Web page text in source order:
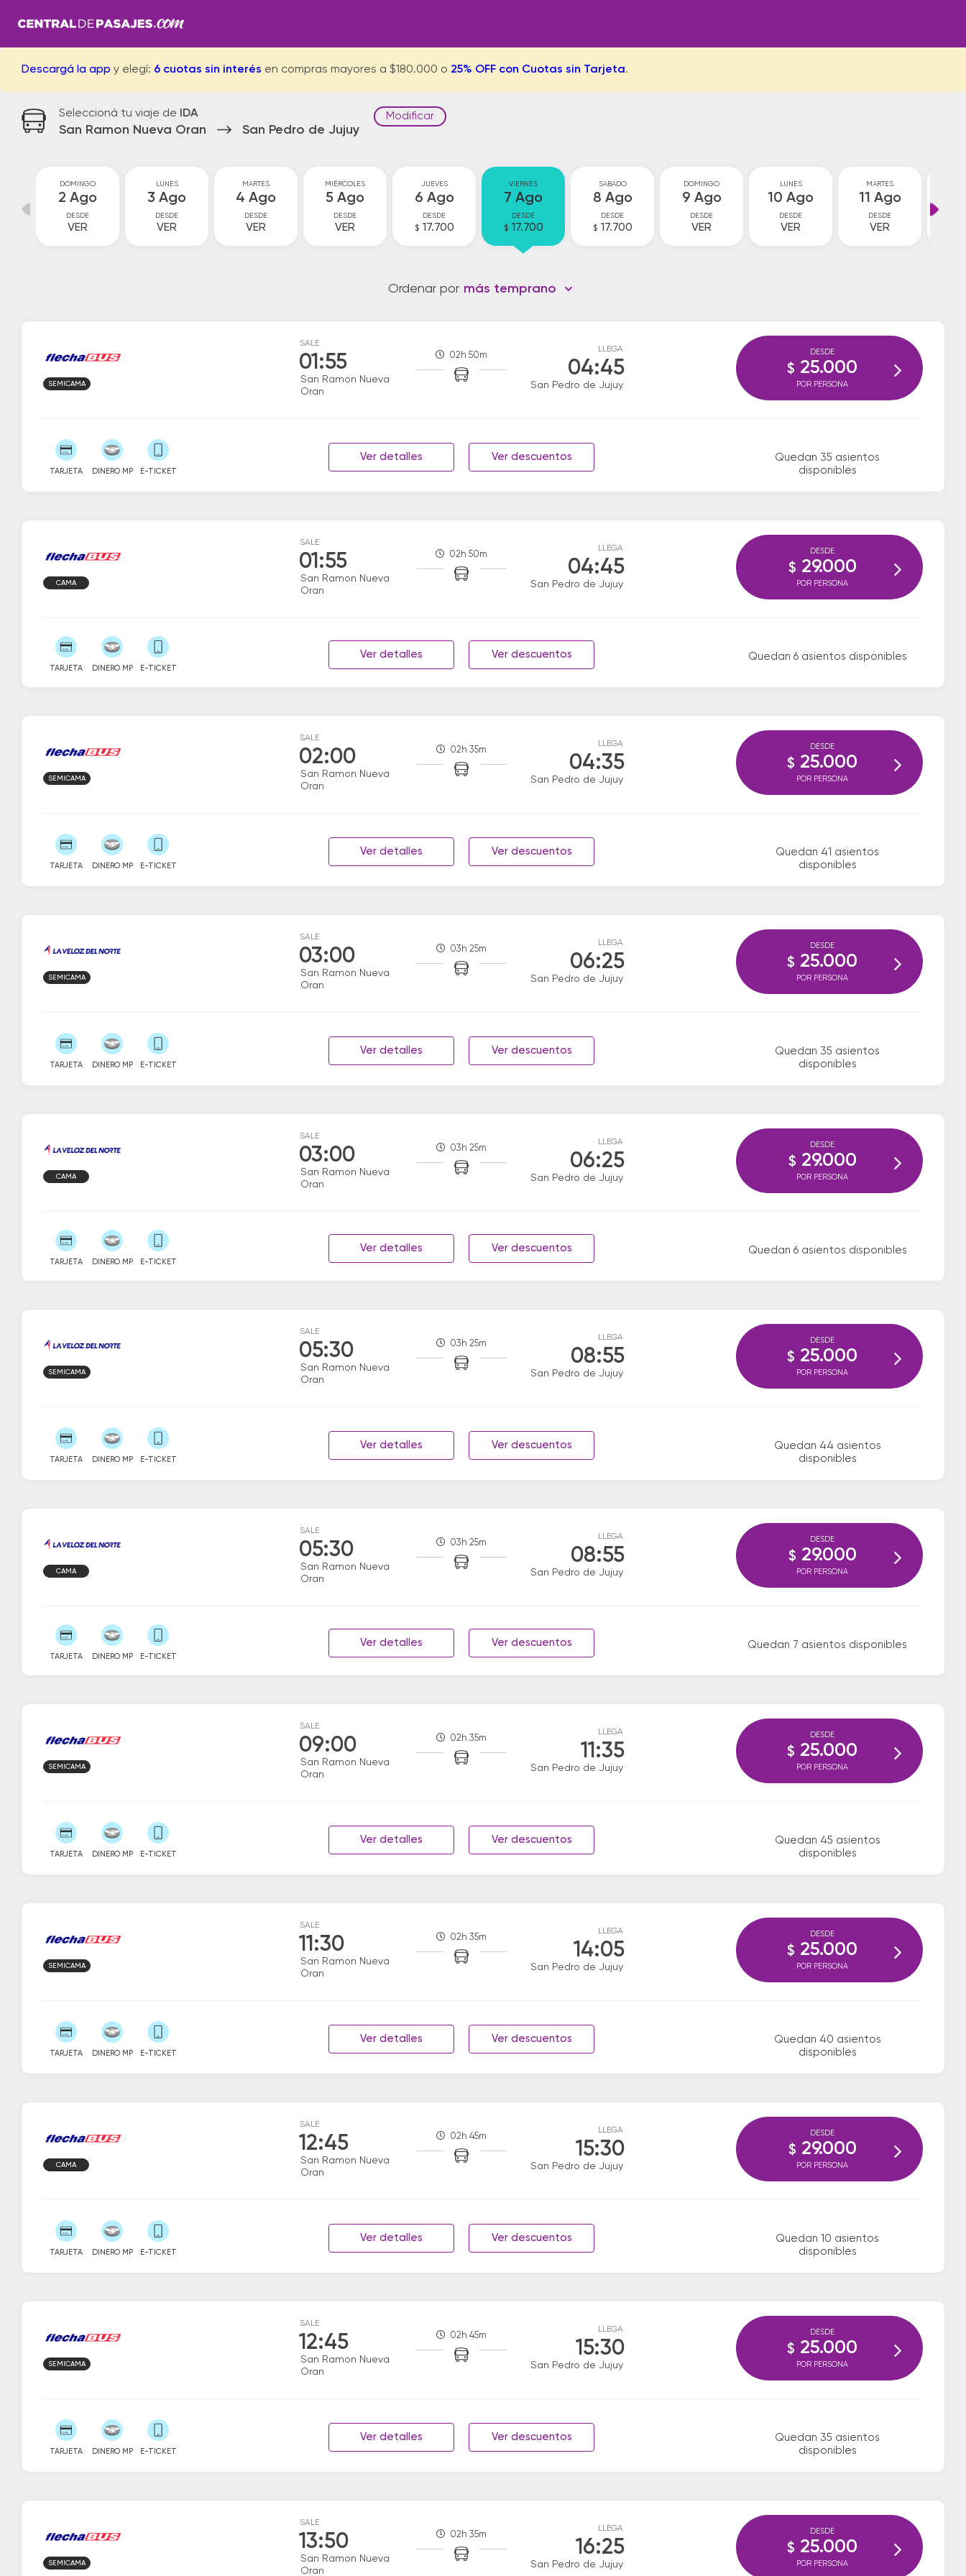
Descargá la app y elegí: 6 cuotas sin interés en compras mayores a $180.000 o 25% OFF con Cuotas sin Tarjeta.
Seleccioná tu viaje de IDA
San Ramon Nueva Oran San Pedro de Jujuy
Modificar
DOMINGO
2 Ago
DESDE
VER
LUNES
3 Ago
DESDE
VER
MARTES
4 Ago
DESDE
VER
MIÉRCOLES
5 Ago
DESDE
VER
JUEVES
6 Ago
DESDE
$ 17.700
VIERNES
7 Ago
DESDE
$ 17.700
SABADO
8 Ago
DESDE
$ 17.700
DOMINGO
9 Ago
DESDE
VER
LUNES
10 Ago
DESDE
VER
MARTES
11 Ago
DESDE
VER
Ordenar por más temprano
SALE
01:55
San Ramon Nueva
Oran
02h 50m
LLEGA
04:45
San Pedro de Jujuy
SEMICAMA
TARJETA DINERO MP E-TICKET
Ver detalles Ver descuentos
Quedan 35 asientos
disponibles
DESDE
$ 25.000
POR PERSONA
SALE
01:55
San Ramon Nueva
Oran
02h 50m
LLEGA
04:45
San Pedro de Jujuy
CAMA
TARJETA DINERO MP E-TICKET
Ver detalles Ver descuentos Quedan 6 asientos disponibles
DESDE
$ 29.000
POR PERSONA
SALE
02:00
San Ramon Nueva
Oran
02h 35m
LLEGA
04:35
San Pedro de Jujuy
SEMICAMA
TARJETA DINERO MP E-TICKET
Ver detalles Ver descuentos
Quedan 41 asientos
disponibles
DESDE
$ 25.000
POR PERSONA
SALE
03:00
San Ramon Nueva
Oran
03h 25m
LLEGA
06:25
San Pedro de Jujuy
SEMICAMA
TARJETA DINERO MP E-TICKET
Ver detalles Ver descuentos
Quedan 35 asientos
disponibles
DESDE
$ 25.000
POR PERSONA
SALE
03:00
San Ramon Nueva
Oran
03h 25m
LLEGA
06:25
San Pedro de Jujuy
CAMA
TARJETA DINERO MP E-TICKET
Ver detalles Ver descuentos Quedan 6 asientos disponibles
DESDE
$ 29.000
POR PERSONA
SALE
05:30
San Ramon Nueva
Oran
03h 25m
LLEGA
08:55
San Pedro de Jujuy
SEMICAMA
TARJETA DINERO MP E-TICKET
Ver detalles Ver descuentos
Quedan 44 asientos
disponibles
DESDE
$ 25.000
POR PERSONA
SALE
05:30
San Ramon Nueva
Oran
03h 25m
LLEGA
08:55
San Pedro de Jujuy
CAMA
TARJETA DINERO MP E-TICKET
Ver detalles Ver descuentos Quedan 7 asientos disponibles
DESDE
$ 29.000
POR PERSONA
SALE
09:00
San Ramon Nueva
Oran
02h 35m
LLEGA
11:35
San Pedro de Jujuy
SEMICAMA
TARJETA DINERO MP E-TICKET
Ver detalles Ver descuentos
Quedan 45 asientos
disponibles
DESDE
$ 25.000
POR PERSONA
SALE
11:30
San Ramon Nueva
Oran
02h 35m
LLEGA
14:05
San Pedro de Jujuy
SEMICAMA
TARJETA DINERO MP E-TICKET
Ver detalles Ver descuentos
Quedan 40 asientos
disponibles
DESDE
$ 25.000
POR PERSONA
SALE
12:45
San Ramon Nueva
Oran
02h 45m
LLEGA
15:30
San Pedro de Jujuy
CAMA
TARJETA DINERO MP E-TICKET
Ver detalles Ver descuentos
Quedan 10 asientos
disponibles
DESDE
$ 29.000
POR PERSONA
SALE
12:45
San Ramon Nueva
Oran
02h 45m
LLEGA
15:30
San Pedro de Jujuy
SEMICAMA
TARJETA DINERO MP E-TICKET
Ver detalles Ver descuentos
Quedan 35 asientos
disponibles
DESDE
$ 25.000
POR PERSONA
SALE
13:50
San Ramon Nueva
Oran
02h 35m
LLEGA
16:25
San Pedro de Jujuy
SEMICAMA
DESDE
$ 25.000
POR PERSONA